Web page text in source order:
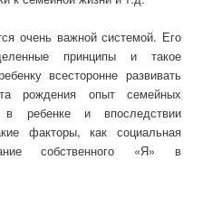
очень важной системой. Его
принципы и такое
всесторонне развивать
рождения опыт семейных
в ребенке и впоследствии
факторы, как социальная
собственного «Я» в